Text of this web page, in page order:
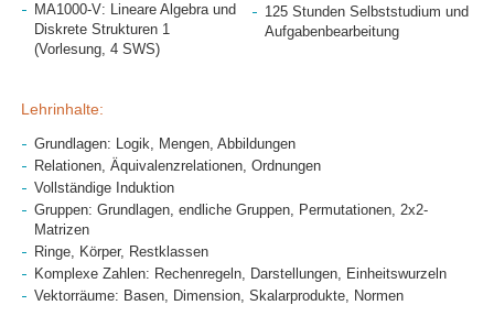
MA1000-V: Lineare Algebra und
Diskrete Strukturen 1
(Vorlesung, 4 SWS)
125 Stunden Selbststudium und
Aufgabenbearbeitung
Lehrinhalte:
Grundlagen: Logik, Mengen, Abbildungen
Relationen, Äquivalenzrelationen, Ordnungen
Vollständige Induktion
Gruppen: Grundlagen, endliche Gruppen, Permutationen, 2x2-
Matrizen
Ringe, Körper, Restklassen
Komplexe Zahlen: Rechenregeln, Darstellungen, Einheitswurzeln
Vektorräume: Basen, Dimension, Skalarprodukte, Normen